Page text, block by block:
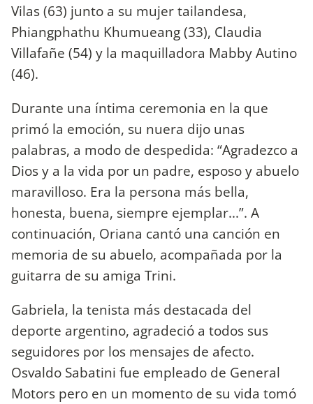
Vilas (63) junto a su mujer tailandesa,
Phiangphathu Khumueang (33), Claudia
Villafañe (54) y la maquilladora Mabby Autino
(46).
Durante una íntima ceremonia en la que
primó la emoción, su nuera dijo unas
palabras, a modo de despedida: “Agradezco a
Dios y a la vida por un padre, esposo y abuelo
maravilloso. Era la persona más bella,
honesta, buena, siempre ejemplar...”. A
continuación, Oriana cantó una canción en
memoria de su abuelo, acompañada por la
guitarra de su amiga Trini.
Gabriela, la tenista más destacada del
deporte argentino, agradeció a todos sus
seguidores por los mensajes de afecto.
Osvaldo Sabatini fue empleado de General
Motors pero en un momento de su vida tomó